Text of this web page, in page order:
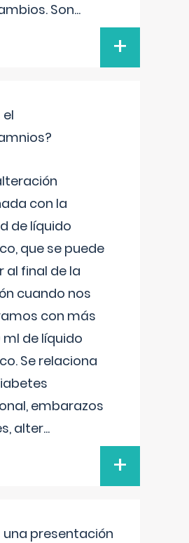
Son...
+
el
con la
de líquido
que se puede
al final de la
cuando nos
con más
ml de líquido
Se relaciona
embarazos
alter...
+
una presentación